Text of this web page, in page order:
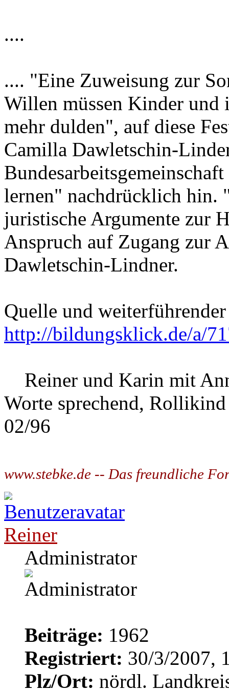
....
.... "Eine Zuweisung zur
Willen müssen Kinder und
mehr dulden", auf diese
Camilla Dawletschin-
lernen" nachdrücklich hin.
juristische Argumente zur
Anspruch auf Zugang zur
Dawletschin-Lindner.
Quelle und
http://bildungsklick.de/a/
Reiner und Karin mit
Worte sprechend,
02/96
www.stebke.de -- Das freundliche
Reiner
Administrator
Beiträge: 1962
Registriert: 30/3/2007,
Plz/Ort: nördl.